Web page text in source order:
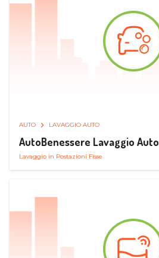
AUTO LAVAGGIO AUTO
AutoBenessere Lavaggio Auto
Lavaggio in Postazioni Fisse